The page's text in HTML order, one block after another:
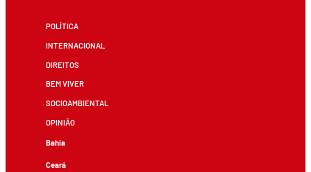
POLÍTICA
INTERNACIONAL
DIREITOS
BEM VIVER
SOCIOAMBIENTAL
OPINIÃO
Bahia
Ceará